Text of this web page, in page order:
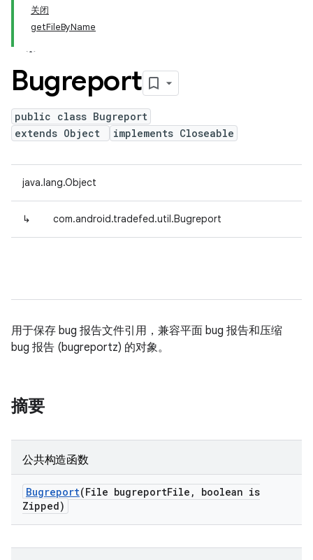
关闭
getFileByName
Bugreport
public class Bugreport
extends Object
implements Closeable
java.lang.Object
↳ com.android.tradefed.util.Bugreport
用于保存 bug 报告文件引用，兼容平面 bug 报告和压缩
bug 报告 (bugreportz) 的对象。
摘要
公共构造函数
Bugreport(File bugreportFile ,
boolean is
Zipped)